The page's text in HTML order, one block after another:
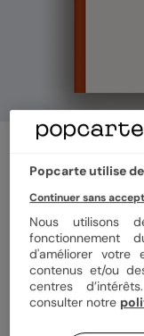
Album photo famille
Loin des Yeux
Format
Couverture
Popcarte utilise
Continuer sans
Nous utilisons
d'améliorer votre
contenus et/ou
centres
consulter notre